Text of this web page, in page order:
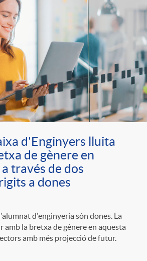
d'Enginyers lluita
de gènere en
través de dos
a dones
d'enginyeria són dones. La
amb la bretxa de gènere en aquesta
amb més projecció de futur.